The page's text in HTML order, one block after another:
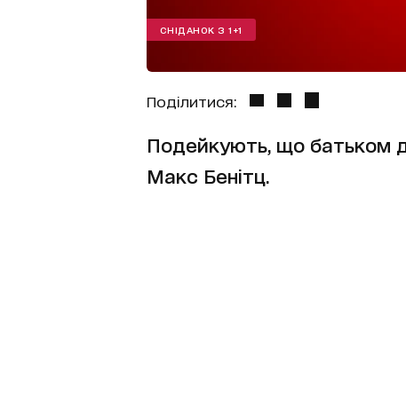
СНІДАНОК З 1+1
Поділитися:
Подейкують, що батьком
Макс Бенітц.